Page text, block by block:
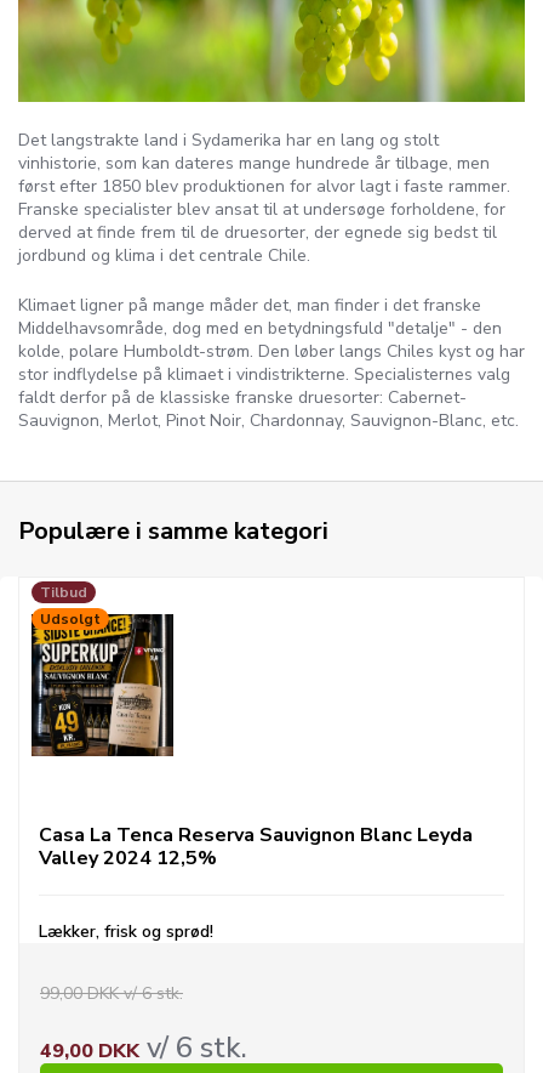
Det langstrakte land i Sydamerika har en lang og stolt
vinhistorie, som kan dateres mange hundrede år tilbage, men
først efter 1850 blev produktionen for alvor lagt i faste rammer.
Franske specialister blev ansat til at undersøge forholdene, for
derved at finde frem til de druesorter, der egnede sig bedst til
jordbund og klima i det centrale Chile.
Klimaet ligner på mange måder det, man finder i det franske
Middelhavsområde, dog med en betydningsfuld "detalje" - den
kolde, polare Humboldt-strøm. Den løber langs Chiles kyst og har
stor indflydelse på klimaet i vindistrikterne. Specialisternes valg
faldt derfor på de klassiske franske druesorter: Cabernet-
Sauvignon, Merlot, Pinot Noir, Chardonnay, Sauvignon-Blanc, etc.
Populære i samme kategori
Tilbud
Udsolgt
Casa La Tenca Reserva Sauvignon Blanc Leyda
Valley 2024 12,5%
Lækker, frisk og sprød!
99,00 DKK v/ 6 stk.
49,00 DKKv/ 6 stk.